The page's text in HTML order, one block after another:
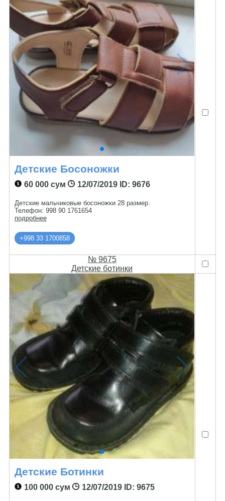
Детские Босоножки
60 000 сум 12/07/2019ID: 9676
Детские мальчиковые босоножки 28 размер.
Телефон: 998 90 1761654
подробнее
+998 33 1700858
№ 9675
Детские ботинки
Детские Ботинки
100 000 сум 12/07/2019ID: 9675